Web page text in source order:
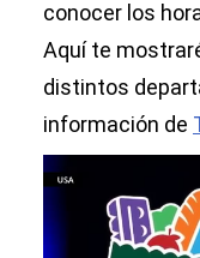
conocer los
Aquí te
distintos
información de